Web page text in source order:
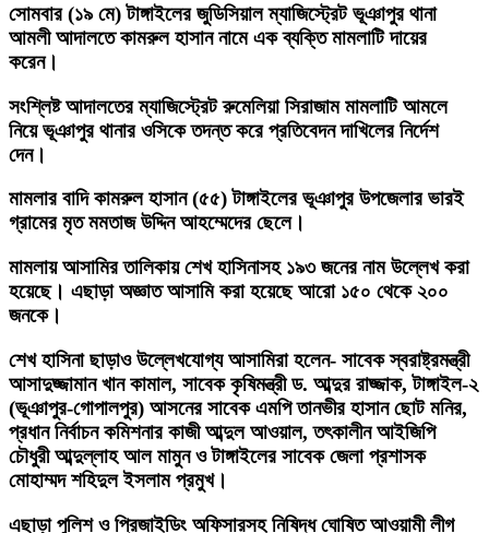
সোমবার (১৯ মে) টাঙ্গাইলের জুডিসিয়াল ম্যাজিস্ট্রেট ভূঞাপুর থানা
আমলী আদালতে কামরুল হাসান নামে এক ব্যক্তি মামলাটি দায়ের
করেন।
সংশ্লিষ্ট আদালতের ম্যাজিস্ট্রেট রুমেলিয়া সিরাজাম মামলাটি আমলে
নিয়ে ভূঞাপুর থানার ওসিকে তদন্ত করে প্রতিবেদন দাখিলের নির্দেশ
দেন।
মামলার বাদি কামরুল হাসান (৫৫) টাঙ্গাইলের ভূঞাপুর উপজেলার ভারই
গ্রামের মৃত মমতাজ উদ্দিন আহম্মেদের ছেলে।
মামলায় আসামির তালিকায় শেখ হাসিনাসহ ১৯৩ জনের নাম উল্লেখ করা
হয়েছে। এছাড়া অজ্ঞাত আসামি করা হয়েছে আরো ১৫০ থেকে ২০০
জনকে।
শেখ হাসিনা ছাড়াও উল্লেখযোগ্য আসামিরা হলেন- সাবেক স্বরাষ্ট্রমন্ত্রী
আসাদুজ্জামান খান কামাল, সাবেক কৃষিমন্ত্রী ড. আব্দুর রাজ্জাক, টাঙ্গাইল-২
(ভূঞাপুর-গোপালপুর) আসনের সাবেক এমপি তানভীর হাসান ছোট মনির,
প্রধান নির্বাচন কমিশনার কাজী আব্দুল আওয়াল, তৎকালীন আইজিপি
চৌধুরী আব্দুল্লাহ আল মামুন ও টাঙ্গাইলের সাবেক জেলা প্রশাসক
মোহাম্মদ শহিদুল ইসলাম প্রমুখ।
এছাড়া পুলিশ ও প্রিজাইডিং অফিসারসহ নিষিদ্ধ ঘোষিত আওয়ামী লীগ